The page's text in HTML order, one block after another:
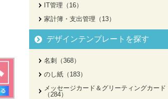
IT管理（16）
家計簿・支出管理（13）
デザインテンプレートを探す
名刺（368）
のし紙（183）
メッセージカード＆グリーティングカード
（284）